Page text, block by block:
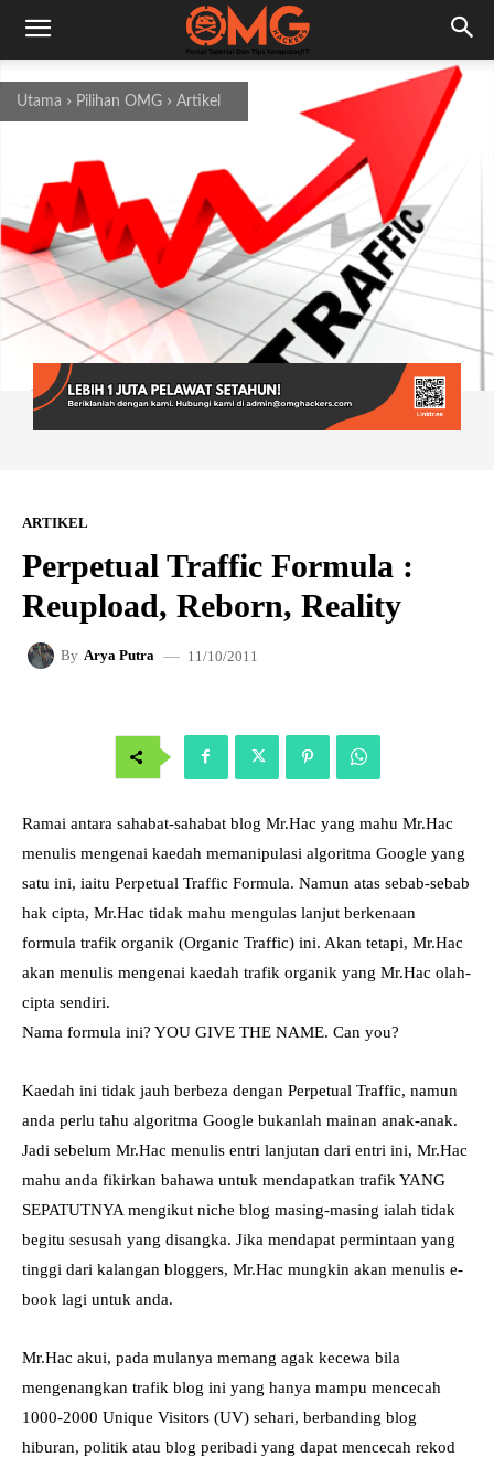
Utama Pilihan OMG Artikel
ARTIKEL
Perpetual Traffic Formula :
Reupload, Reborn, Reality
By Arya Putra 11/10/2011
Ramai antara sahabat-sahabat blog Mr.Hac yang mahu Mr.Hac
menulis mengenai kaedah memanipulasi algoritma Google yang
satu ini, iaitu Perpetual Traffic Formula. Namun atas sebab-sebab
hak cipta, Mr.Hac tidak mahu mengulas lanjut berkenaan
formula trafik organik (Organic Traffic) ini. Akan tetapi, Mr.Hac
akan menulis mengenai kaedah trafik organik yang Mr.Hac olah-
cipta sendiri.
Nama formula ini? YOU GIVE THE NAME. Can you?
Kaedah ini tidak jauh berbeza dengan Perpetual Traffic, namun
anda perlu tahu algoritma Google bukanlah mainan anak-anak.
Jadi sebelum Mr.Hac menulis entri lanjutan dari entri ini, Mr.Hac
mahu anda fikirkan bahawa untuk mendapatkan trafik YANG
SEPATUTNYA mengikut niche blog masing-masing ialah tidak
begitu sesusah yang disangka. Jika mendapat permintaan yang
tinggi dari kalangan bloggers, Mr.Hac mungkin akan menulis e-
book lagi untuk anda.
Mr.Hac akui, pada mulanya memang agak kecewa bila
mengenangkan trafik blog ini yang hanya mampu mencecah
1000-2000 Unique Visitors (UV) sehari, berbanding blog
hiburan, politik atau blog peribadi yang dapat mencecah rekod